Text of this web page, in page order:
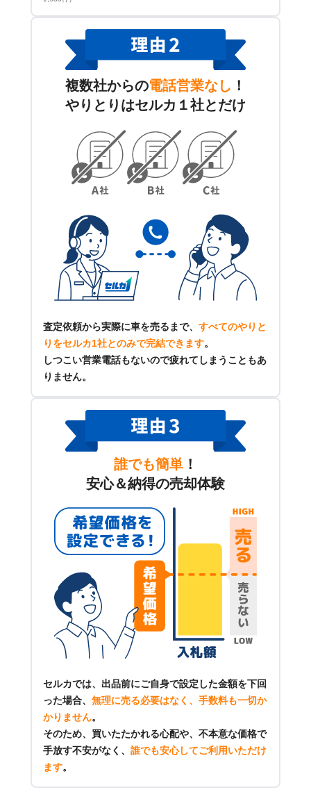
複数社からの電話営業なし ！
やりとりはセルカ１社とだけ
査定依頼から実際に車を売るまで、 すべてのやりと
りをセルカ1社とのみで完結できます。
しつこい営業電話もないので疲れてしまうこともあ
りません。
誰でも簡単 ！
安心＆納得の売却体験
セルカでは、出品前にご自身で設定した金額を下回
った場合、 無理に売る必要はなく、手数料も一切か
かりません。
そのため、買いたたかれる心配や、不本意な価格で
手放す不安がなく、 誰でも安心してご利用いただけ
ます。